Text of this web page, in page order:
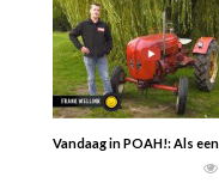
Vandaag in POAH!: Als